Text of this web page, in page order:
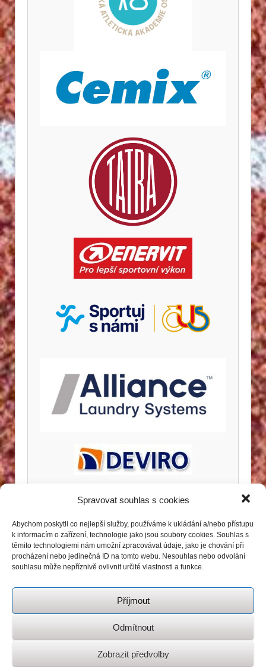
Spravovat souhlas s cookies
Abychom poskytli co nejlepší služby, používáme k ukládání a/nebo přístupu
k informacím o zařízení, technologie jako jsou soubory cookies. Souhlas s
těmito technologiemi nám umožní zpracovávat údaje, jako je chování při
procházení nebo jedinečná ID na tomto webu. Nesouhlas nebo odvolání
souhlasu může nepříznivě ovlivnit určité vlastnosti a funkce.
Příjmout
Odmítnout
Zobrazit předvolby